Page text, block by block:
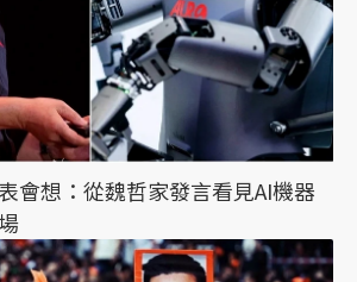
會想：從魏哲家發言看見AI機器